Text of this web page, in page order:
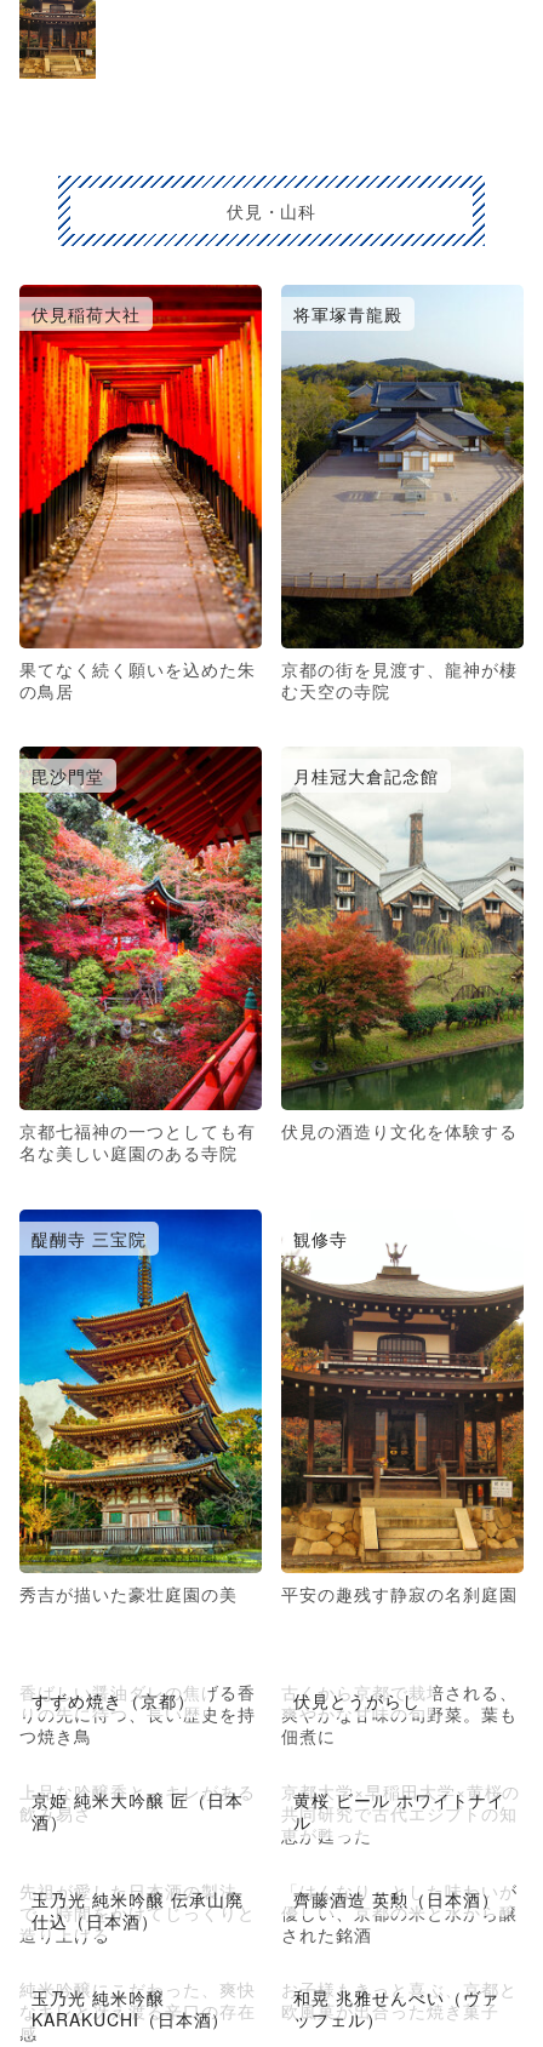
伏見・山科
伏見稲荷大社
果てなく続く願いを込めた朱
の鳥居
将軍塚青龍殿
京都の街を見渡す、龍神が棲
む天空の寺院
毘沙門堂
京都七福神の一つとしても有
名な美しい庭園のある寺院
月桂冠大倉記念館
伏見の酒造り文化を体験する
醍醐寺 三宝院
秀吉が描いた豪壮庭園の美
観修寺
平安の趣残す静寂の名刹庭園
すずめ焼き（京都）
香ばしい醤油ダレの焦げる香
りの先に待つ、長い歴史を持
つ焼き鳥
伏見とうがらし
古くから京都で栽培される、
爽やかな甘味の旬野菜。葉も
佃煮に
京姫 純米大吟醸 匠（日本
酒）
上品な吟醸香と、キレがある
飲み易さ
黄桜 ビール ホワイトナイ
ル
京都大学×早稲田大学×黄桜の
共同研究で古代エジプトの知
恵が甦った
玉乃光 純米吟醸 伝承山廃
仕込（日本酒）
先祖が愛した日本酒の製法
で、時間をかけてじっくりと
造り上げる
齊藤酒造 英勲（日本酒）
「はんなり」とした味わいが
優しい、京都の米と水から醸
された銘酒
玉乃光 純米吟醸
KARAKUCHI（日本酒）
純米吟醸にこだわった、爽快
なキレと冴え渡る辛口の存在
感
和晃 兆雅せんべい（ヴァ
ッフェル）
お子様もきっと喜ぶ、京都と
欧風菓が出合った焼き菓子